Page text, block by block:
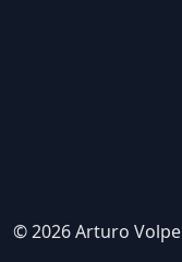
© 2026 Arturo Volpe